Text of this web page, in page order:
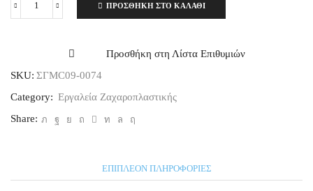
Διπλός
της
σοκολάτας
ΠΡΟΣΘΉΚΗ ΣΤΟ ΚΑΛΆΘΙ
Προσθήκη στη Λίστα Επιθυμιών
SKU: ΣΓMC09-0074
Category: Εργαλεία Ζαχαροπλαστικής
Share:
ΕΠΙΠΛΈΟΝ ΠΛΗΡΟΦΟΡΊΕΣ